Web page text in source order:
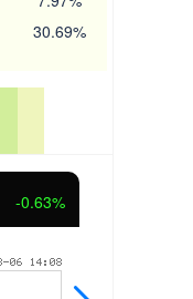
30.69%
-0.63%